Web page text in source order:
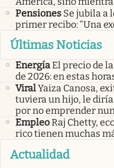
Pensiones Se jubila a
primer recibo: “Una
Últimas Noticias
EnergíaEl precio de
de 2026: en estas
ViralYaiza Canosa,
tuviera un hijo, le
por no emprender
EmpleoRaj Chetty,
rico tienen muchas
Actualidad